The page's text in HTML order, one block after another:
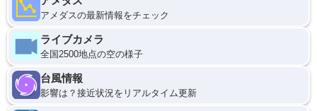
アメダスの最新情報をチェック
ライブカメラ
全国2500地点の空の様子
台風情報
影響は？接近状況をリアルタイム更新